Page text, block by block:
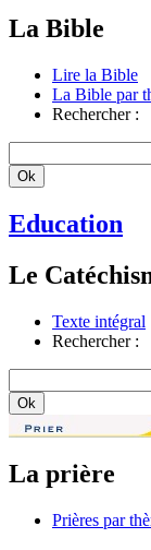
La Bible
Lire la Bible
La Bible par
Rechercher :
Education
Le
Texte intégral
Rechercher :
La prière
Prières par